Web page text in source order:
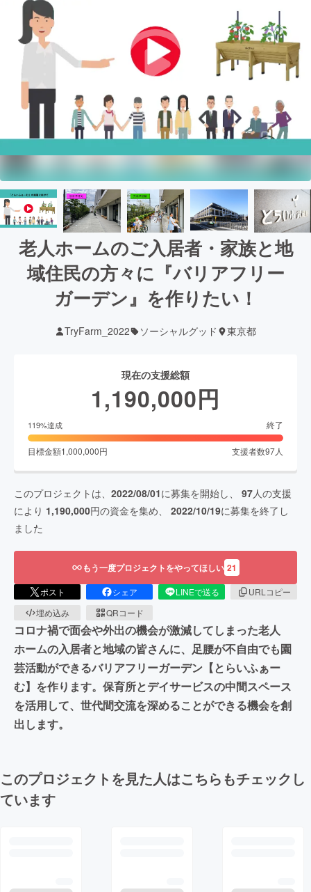
老人ホームのご入居者・家族と地
域住民の方々に『バリアフリー
ガーデン』を作りたい！
TryFarm_2022 ソーシャルグッド 東京都
現在の支援総額
1,190,000円
119%達成 終了
目標金額1,000,000円 支援者数97人
このプロジェクトは、 2022/08/01に募集を開始し、 97人の支援
により 1,190,000円の資金を集め、 2022/10/19に募集を終了し
ました
もう一度プロジェクトをやってほしい 21
ポスト シェア LINEで送る
URLコピー
埋め込み
QRコード
コロナ禍で面会や外出の機会が激減してしまった老人
ホームの入居者と地域の皆さんに、足腰が不自由でも園
芸活動ができるバリアフリーガーデン【とらいふぁー
む】を作ります。保育所とデイサービスの中間スペース
を活用して、世代間交流を深めることができる機会を創
出します。
このプロジェクトを見た人はこちらもチェックし
ています